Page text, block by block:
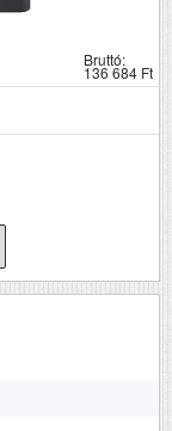
Bruttó:
136 684 Ft